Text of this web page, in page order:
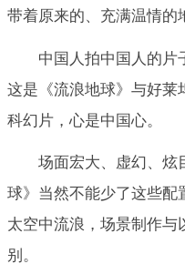
带着原来的、充满温情的
中国人拍中国人的片
这是《流浪地球》与好
科幻片，心是中国心。
场面宏大、虚幻、炫
球》当然不能少了这些配
太空中流浪，场景制作与
别。